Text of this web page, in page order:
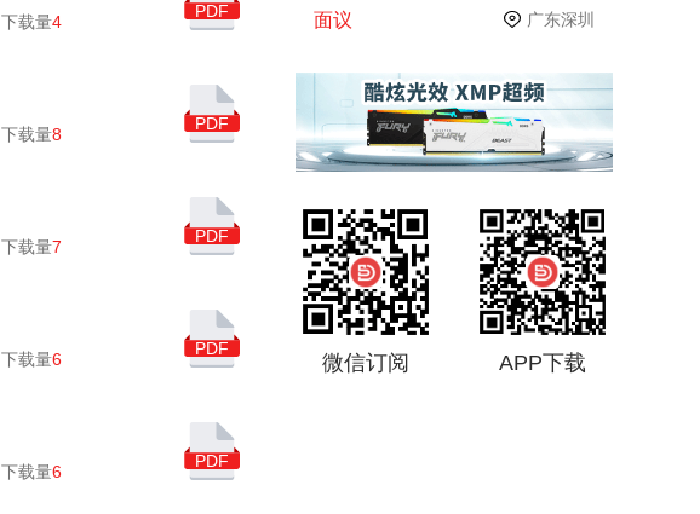
下载量4
PDF
下载量8
PDF
下载量7
PDF
下载量6
PDF
下载量6
PDF
亚马逊广告 中国品牌
跨境电商
集成电路 USB
亚马逊 汽车 5G
联芸科技 市场分析
国产 NAND
闪德月刊 得一微
慧荣科技
面议
广东深圳
微信订阅 APP下载